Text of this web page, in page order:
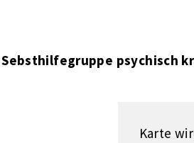
Sebsthilfegruppe psychisch
Karte